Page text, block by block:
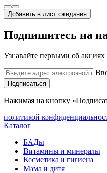
Добавить в лист ожидания
Подпишитесь на
Узнавайте первыми об
Подписаться
Нажимая на кнопку
политикой
Каталог
БАДы
Витамины и минералы
Косметика и гигиена
Мама и дитя